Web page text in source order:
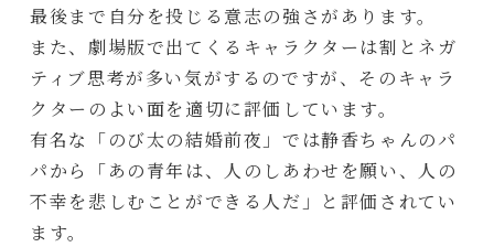
最後まで自分を投じる意志の強さがあります。
また、劇場版で出てくるキャラクターは割とネガ
ティブ思考が多い気がするのですが、そのキャラ
クターのよい面を適切に評価しています。
有名な「のび太の結婚前夜」では静香ちゃんのパ
パから「あの青年は、人のしあわせを願い、人の
不幸を悲しむことができる人だ」と評価されてい
ます。